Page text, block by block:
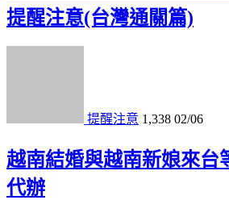
提醒注意(台灣通關篇)
提醒注意 1,338 02/06
越南結婚與越南新娘來台
代辦